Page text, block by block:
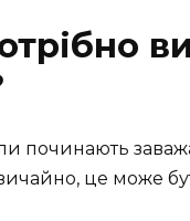
починають
це може